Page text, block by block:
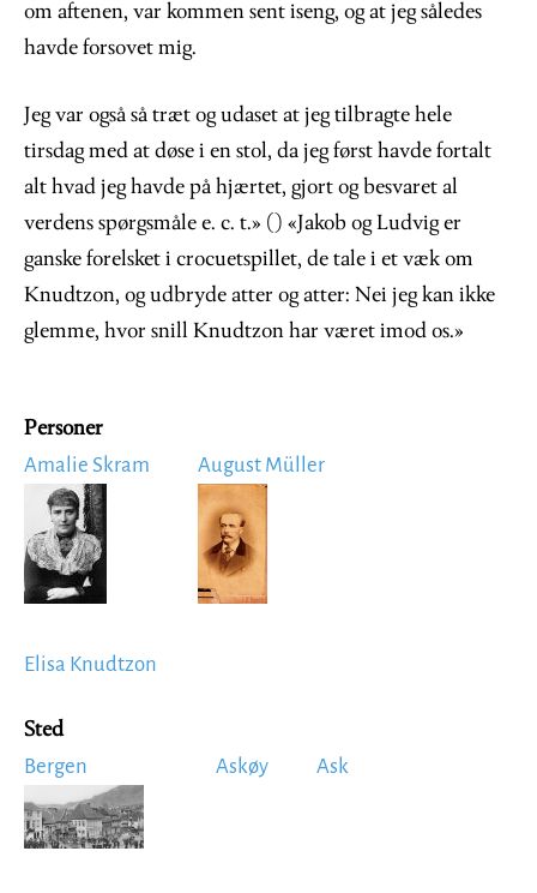
om aftenen, var kommen sent iseng, og at jeg således
havde forsovet mig.
Jeg var også så træt og udaset at jeg tilbragte hele
tirsdag med at døse i en stol, da jeg først havde fortalt
alt hvad jeg havde på hjærtet, gjort og besvaret al
verdens spørgsmåle e. c. t.» () «Jakob og Ludvig er
ganske forelsket i crocuetspillet, de tale i et væk om
Knudtzon, og udbryde atter og atter: Nei jeg kan ikke
glemme, hvor snill Knudtzon har været imod os.»
Personer
Amalie Skram
Image
August Müller
Image
Elisa Knudtzon
Sted
Bergen
Image
Askøy Ask